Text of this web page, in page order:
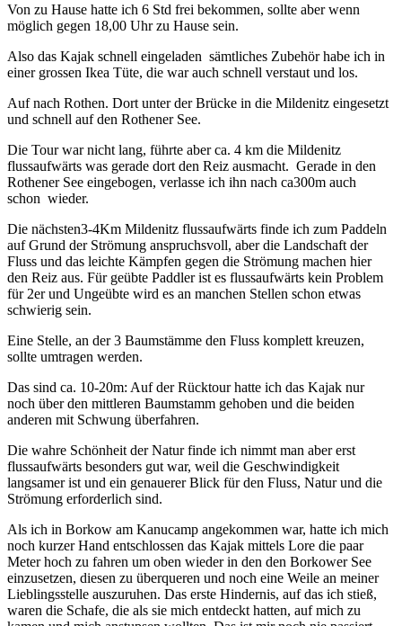
Von zu Hause hatte ich 6 Std frei bekommen, sollte aber wenn
möglich gegen 18,00 Uhr zu Hause sein.
Also das Kajak schnell eingeladen sämtliches Zubehör habe ich in
einer grossen Ikea Tüte, die war auch schnell verstaut und los.
Auf nach Rothen. Dort unter der Brücke in die Mildenitz eingesetzt
und schnell auf den Rothener See.
Die Tour war nicht lang, führte aber ca. 4 km die Mildenitz
flussaufwärts was gerade dort den Reiz ausmacht. Gerade in den
Rothener See eingebogen, verlasse ich ihn nach ca300m auch
schon wieder.
Die nächsten3-4Km Mildenitz flussaufwärts finde ich zum Paddeln
auf Grund der Strömung anspruchsvoll, aber die Landschaft der
Fluss und das leichte Kämpfen gegen die Strömung machen hier
den Reiz aus. Für geübte Paddler ist es flussaufwärts kein Problem
für 2er und Ungeübte wird es an manchen Stellen schon etwas
schwierig sein.
Eine Stelle, an der 3 Baumstämme den Fluss komplett kreuzen,
sollte umtragen werden.
Das sind ca. 10-20m: Auf der Rücktour hatte ich das Kajak nur
noch über den mittleren Baumstamm gehoben und die beiden
anderen mit Schwung überfahren.
Die wahre Schönheit der Natur finde ich nimmt man aber erst
flussaufwärts besonders gut war, weil die Geschwindigkeit
langsamer ist und ein genauerer Blick für den Fluss, Natur und die
Strömung erforderlich sind.
Als ich in Borkow am Kanucamp angekommen war, hatte ich mich
noch kurzer Hand entschlossen das Kajak mittels Lore die paar
Meter hoch zu fahren um oben wieder in den den Borkower See
einzusetzen, diesen zu überqueren und noch eine Weile an meiner
Lieblingsstelle auszuruhen. Das erste Hindernis, auf das ich stieß,
waren die Schafe, die als sie mich entdeckt hatten, auf mich zu